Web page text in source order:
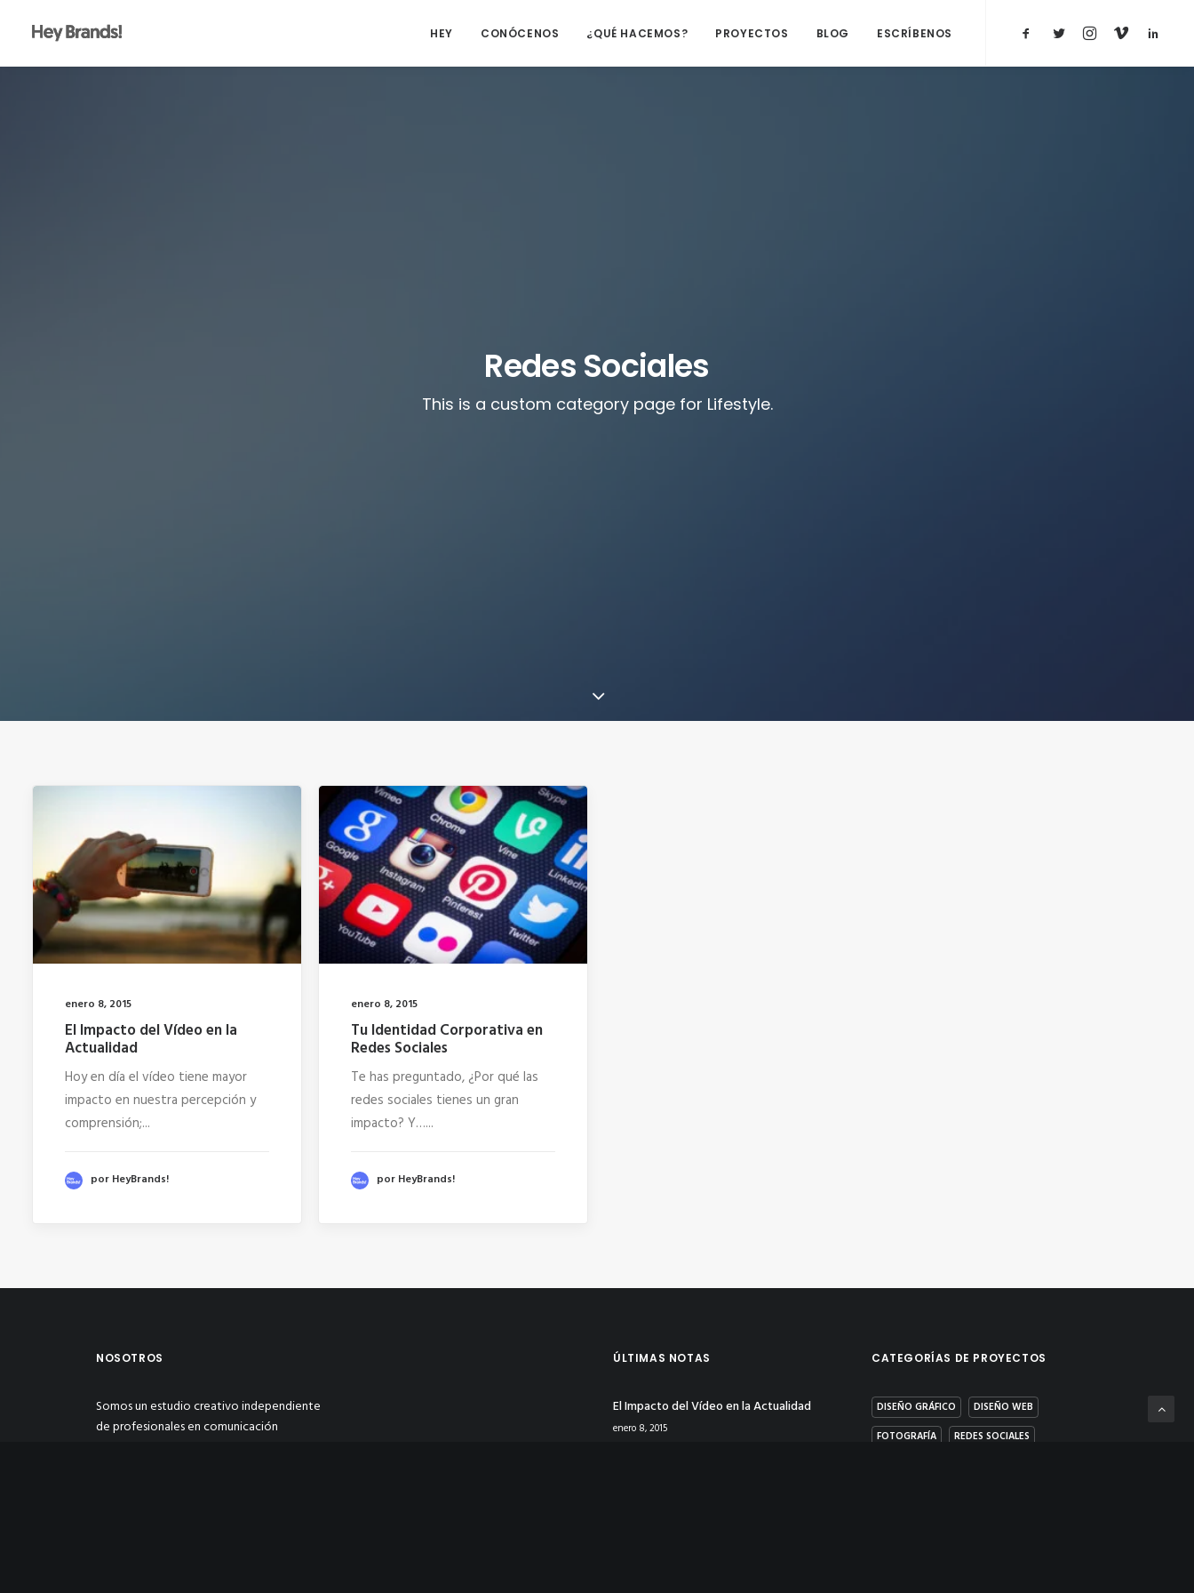
HEY CONÓCENOS ¿QUÉ HACEMOS? PROYECTOS BLOG ESCRÍBENOS
Redes Sociales
This is a custom category page for Lifestyle.
enero 8, 2015
El Impacto del Vídeo en la
Actualidad
Hoy en día el vídeo tiene mayor
impacto en nuestra percepción y
comprensión;...
por HeyBrands!
enero 8, 2015
Tu Identidad Corporativa en
Redes Sociales
Te has preguntado, ¿Por qué las
redes sociales tienes un gran
impacto? Y…...
por HeyBrands!
NOSOTROS
Somos un estudio creativo independiente
de profesionales en comunicación
ÚLTIMAS NOTAS
El Impacto del Vídeo en la Actualidad
enero 8, 2015
CATEGORÍAS DE PROYECTOS
DISEÑO GRÁFICO
DISEÑO WEB
FOTOGRAFÍA
REDES SOCIALES